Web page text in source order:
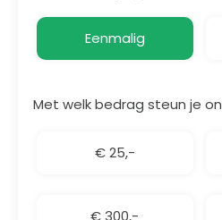
Eenmalig
Met welk bedrag steun je
€ 25,-
€ 300,-